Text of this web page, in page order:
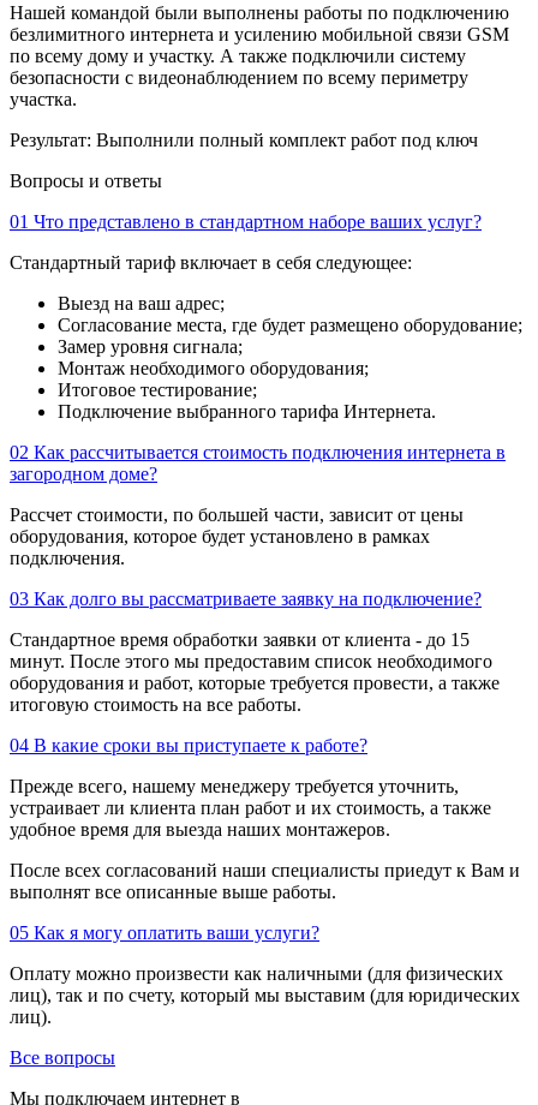
Нашей командой были выполнены работы по подключению
безлимитного интернета и усилению мобильной связи GSM
по всему дому и участку. А также подключили систему
безопасности с видеонаблюдением по всему периметру
участка.
Результат: Выполнили полный комплект работ под ключ
Вопросы и ответы
01 Что представлено в стандартном наборе ваших услуг?
Стандартный тариф включает в себя следующее:
Выезд на ваш адрес;
Согласование места, где будет размещено оборудование;
Замер уровня сигнала;
Монтаж необходимого оборудования;
Итоговое тестирование;
Подключение выбранного тарифа Интернета.
02 Как рассчитывается стоимость подключения интернета в
загородном доме?
Рассчет стоимости, по большей части, зависит от цены
оборудования, которое будет установлено в рамках
подключения.
03 Как долго вы рассматриваете заявку на подключение?
Стандартное время обработки заявки от клиента - до 15
минут. После этого мы предоставим список необходимого
оборудования и работ, которые требуется провести, а также
итоговую стоимость на все работы.
04 В какие сроки вы приступаете к работе?
Прежде всего, нашему менеджеру требуется уточнить,
устраивает ли клиента план работ и их стоимость, а также
удобное время для выезда наших монтажеров.
После всех согласований наши специалисты приедут к Вам и
выполнят все описанные выше работы.
05 Как я могу оплатить ваши услуги?
Оплату можно произвести как наличными (для физических
лиц), так и по счету, который мы выставим (для юридических
лиц).
Все вопросы
Мы подключаем интернет в